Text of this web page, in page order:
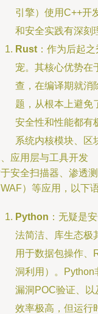
引擎）使用C++开
和安全实践有深刻
Rust ：作为后起
宠。其核心优势在
查，在编译期就消
题，从根本上避免
安全性和性能都有
系统内核模块、区
应用层与工具开发
安全扫描器、渗透
）等应用，以下
Python ：无疑是
法简洁、库生态极
用于数据包操作、
洞利用）。Python
漏洞POC验证、
效率极高，但运行